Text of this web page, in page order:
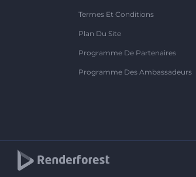
Termes Et Conditions
Plan Du Site
Programme De Partenaires
Programme Des Ambassadeurs